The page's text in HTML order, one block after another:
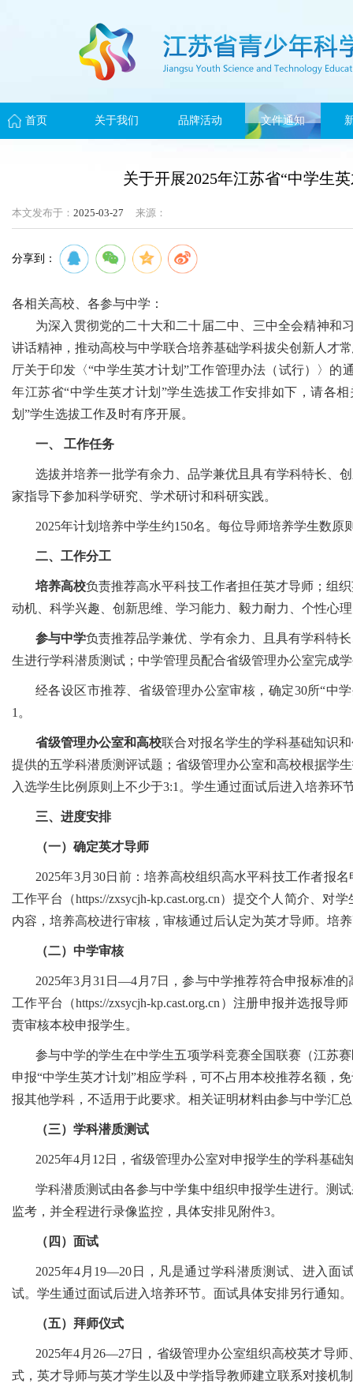
首页 关于我们 品牌活动 文件通知
关于开展2025年江苏省“中学生
本文发布于： 2025-03-27 来源：
分享到：
各相关高校、各参与中学：
为深入贯彻党的二十大和二十届二中、三中全会精神和
讲话精神，推动高校与中学联合培养基础学科拔尖创新人才
厅关于印发〈“中学生英才计划”工作管理办法（试行）〉的
年江苏省“中学生英才计划”学生选拔工作安排如下，请各
划”学生选拔工作及时有序开展。
一、 工作任务
选拔并培养一批学有余力、品学兼优且具有学科特长、
家指导下参加科学研究、学术研讨和科研实践。
2025年计划培养中学生约150名。每位导师培养学生数原
二、工作分工
培养高校负责推荐高水平科技工作者担任英才导师；组
动机、科学兴趣、创新思维、学习能力、毅力耐力、个性心
参与中学负责推荐品学兼优、学有余力、且具有学科特
生进行学科潜质测试；中学管理员配合省级管理办公室完成
经各设区市推荐、省级管理办公室审核，确定30所“中
1。
省级管理办公室和高校联合对报名学生的学科基础知识
提供的五学科潜质测评试题；省级管理办公室和高校根据学
入选学生比例原则上不少于3:1。学生通过面试后进入培养环
三、进度安排
（一）确定英才导师
2025年3月30日前：培养高校组织高水平科技工作者报
工作平台（https://zxsycjh-kp.cast.org.cn）提交个人简介、
内容，培养高校进行审核，审核通过后认定为英才导师。培
（二）中学审核
2025年3月31日—4月7日，参与中学推荐符合申报标准
工作平台（https://zxsycjh-kp.cast.org.cn）注册申报并选报
责审核本校申报学生。
参与中学的学生在中学生五项学科竞赛全国联赛（江苏
申报“中学生英才计划”相应学科，可不占用本校推荐名额，
报其他学科，不适用于此要求。相关证明材料由参与中学汇总
（三）学科潜质测试
2025年4月12日，省级管理办公室对申报学生的学科基础
学科潜质测试由各参与中学集中组织申报学生进行。测
监考，并全程进行录像监控，具体安排见附件3。
（四）面试
2025年4月19—20日，凡是通过学科潜质测试、进入面
试。学生通过面试后进入培养环节。面试具体安排另行通知。
（五）拜师仪式
2025年4月26—27日，省级管理办公室组织高校英才导
式，英才导师与英才学生以及中学指导教师建立联系对接机